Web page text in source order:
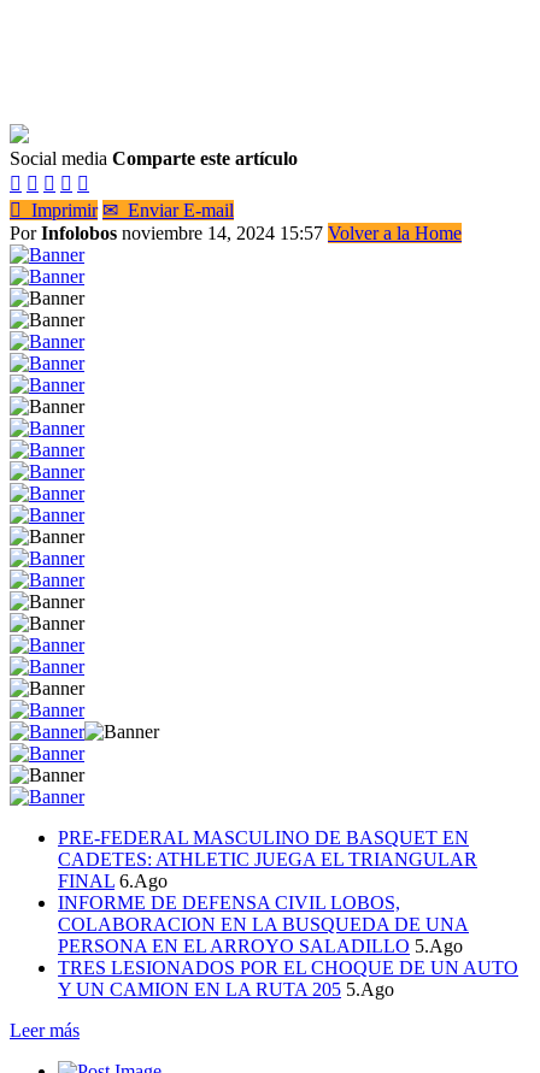
Social media Comparte este artículo
    
 Imprimir ✉ Enviar E-mail
PorInfolobos noviembre 14, 2024 15:57 Volver a la Home
PRE-FEDERAL MASCULINO DE BASQUET EN
CADETES: ATHLETIC JUEGA EL TRIANGULAR
FINAL 6.Ago
INFORME DE DEFENSA CIVIL LOBOS,
COLABORACION EN LA BUSQUEDA DE UNA
PERSONA EN EL ARROYO SALADILLO 5.Ago
TRES LESIONADOS POR EL CHOQUE DE UN AUTO
Y UN CAMION EN LA RUTA 205 5.Ago
Leer más